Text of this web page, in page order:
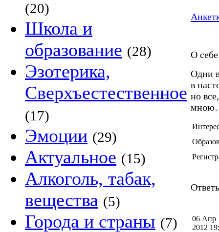
(20)
Школа и
образование (28)
Эзотерика,
Сверхъестественное
(17)
Эмоции (29)
Актуальное (15)
Алкоголь, табак,
вещества (5)
Города и страны (7)
О себе
Одни
в
но
06 Апр
2012